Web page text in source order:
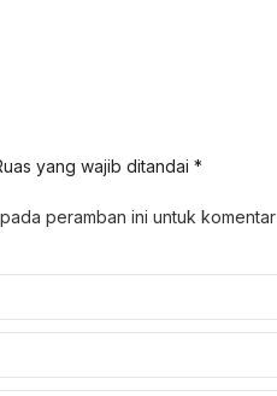
yang wajib ditandai *
peramban ini untuk komentar